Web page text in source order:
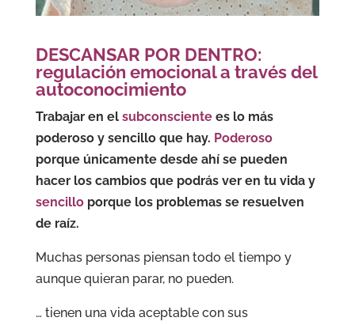
DESCANSAR POR DENTRO:
regulación emocional a través del
autoconocimiento
Trabajar en el subconscientees lo más
poderoso y sencillo que hay. Poderoso
porque únicamente desde ahí se pueden
hacer los cambios que podrás ver en tu vida y
sencilloporque los problemas se resuelven
de raíz.
Muchas personas piensan todo el tiempo y
aunque quieran parar, no pueden.
… tienen una vida aceptable con sus